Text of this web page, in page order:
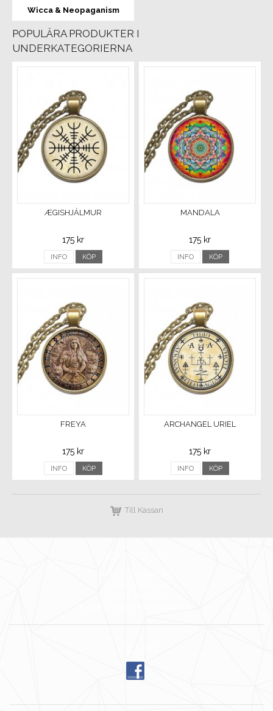
Wicca & Neopaganism
POPULÄRA PRODUKTER I
UNDERKATEGORIERNA
ÆGISHJÁLMUR
175 kr
INFO KÖP
MANDALA
175 kr
INFO KÖP
FREYA
175 kr
INFO KÖP
ARCHANGEL URIEL
175 kr
INFO KÖP
Till Kassan